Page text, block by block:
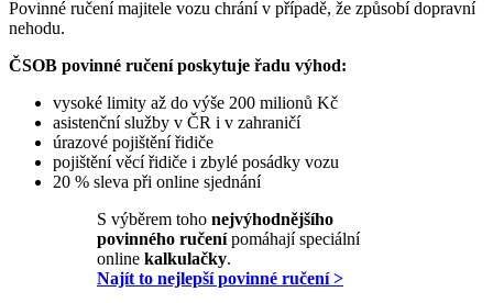
Povinné ručení majitele vozu chrání v případě, že způsobí dopravní
nehodu.
ČSOB povinné ručení poskytuje řadu výhod:
vysoké limity až do výše 200 milionů Kč
asistenční služby v ČR i v zahraničí
úrazové pojištění řidiče
pojištění věcí řidiče i zbylé posádky vozu
20 % sleva při online sjednání
S výběrem toho nejvýhodnějšího
povinného ručenípomáhají speciální
online kalkulačky.
Najít to nejlepší povinné ručení >